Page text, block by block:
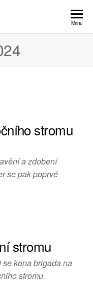
Menu
stromu
a zdobení
se pak poprvé
stromu
kona brigada na
stromu.